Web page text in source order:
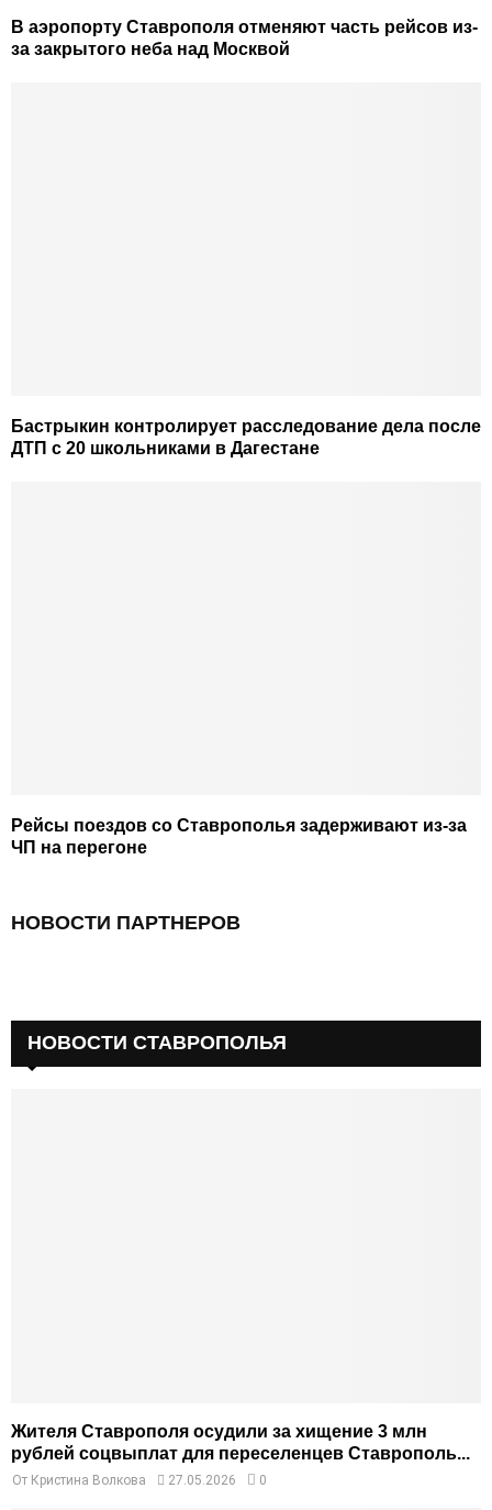
В аэропорту Ставрополя отменяют часть рейсов из-
за закрытого неба над Москвой
Бастрыкин контролирует расследование дела после
ДТП с 20 школьниками в Дагестане
Рейсы поездов со Ставрополья задерживают из-за
ЧП на перегоне
НОВОСТИ ПАРТНЕРОВ
НОВОСТИ СТАВРОПОЛЬЯ
Жителя Ставрополя осудили за хищение 3 млн
рублей соцвыплат для переселенцев Ставрополь...
От Кристина Волкова 27.05.2026 0